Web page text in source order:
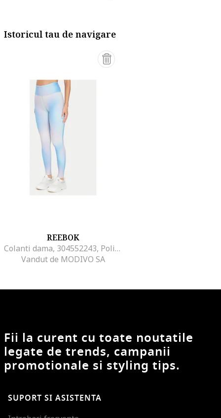
Istoricul tau de navigare
REEBOK
Colanti dama, 304552243, Poliester, Multicolor, Multicolor
Vandut de MODIVO SA
Fii la curent cu toate noutatile
legate de trends, campanii
promotionale si styling tips.
SUPORT SI ASISTENTA